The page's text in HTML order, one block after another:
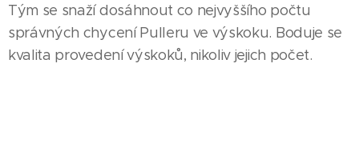
Tým se snaží dosáhnout co nejvyššího počtu
správných chycení Pulleru ve výskoku. Boduje se
kvalita provedení výskoků, nikoliv jejich počet.